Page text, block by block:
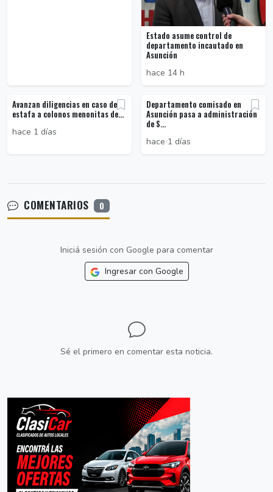
Estado asume control de
departamento incautado en
Asunción
hace 14 h
Avanzan diligencias en caso de
estafa a colonos menonitas de...
hace 1 días
Departamento comisado en
Asunción pasa a administración
de S...
hace 1 días
COMENTARIOS 0
Iniciá sesión con Google para comentar
Ingresar con Google
Sé el primero en comentar esta noticia.